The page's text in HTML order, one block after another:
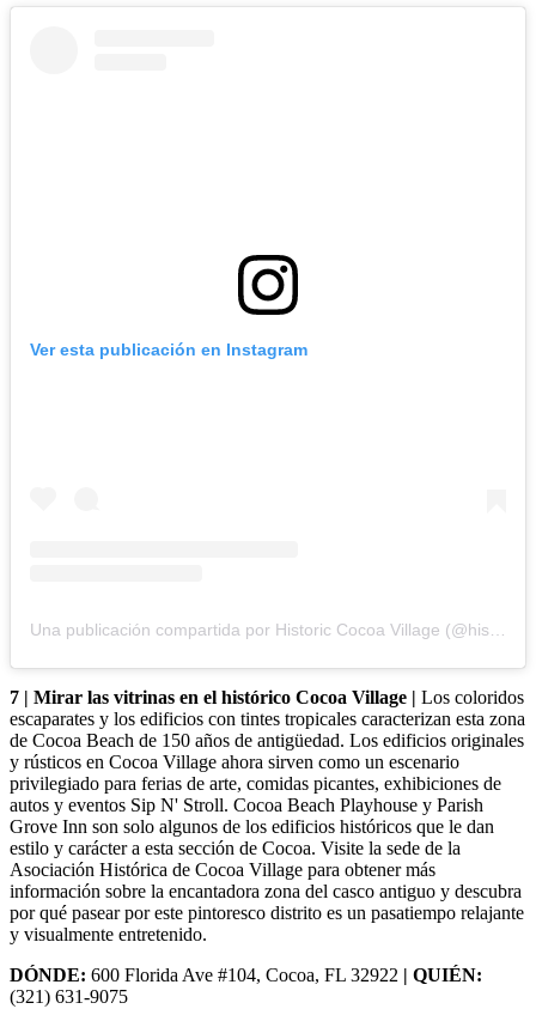
Ver esta publicación en Instagram
7 | Mirar las vitrinas en el histórico Cocoa Village | Los coloridos
escaparates y los edificios con tintes tropicales caracterizan esta zona
de Cocoa Beach de 150 años de antigüedad. Los edificios originales
y rústicos en Cocoa Village ahora sirven como un escenario
privilegiado para ferias de arte, comidas picantes, exhibiciones de
autos y eventos Sip N' Stroll. Cocoa Beach Playhouse y Parish
Grove Inn son solo algunos de los edificios históricos que le dan
estilo y carácter a esta sección de Cocoa. Visite la sede de la
Asociación Histórica de Cocoa Village para obtener más
información sobre la encantadora zona del casco antiguo y descubra
por qué pasear por este pintoresco distrito es un pasatiempo relajante
y visualmente entretenido.
DÓNDE: 600 Florida Ave #104, Cocoa, FL 32922 | QUIÉN:
(321) 631-9075